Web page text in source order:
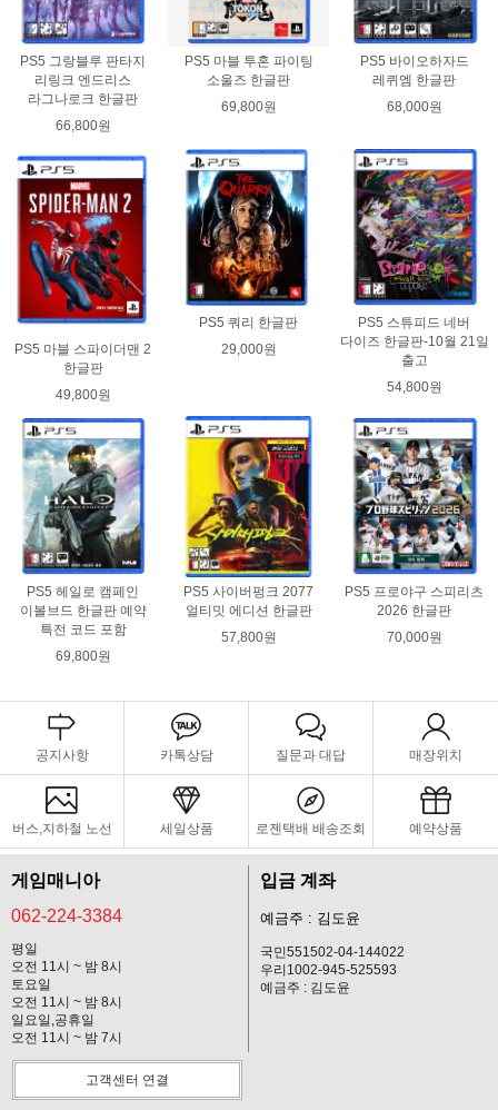
PS5 그랑블루 판타지
리링크 엔드리스
라그나로크 한글판
66,800원
PS5 마블 투혼 파이팅
소울즈 한글판
69,800원
PS5 바이오하자드
레퀴엠 한글판
68,000원
PS5 마블 스파이더맨 2
한글판
49,800원
PS5 쿼리 한글판
29,000원
PS5 스튜피드 네버
다이즈 한글판-10월 21일
출고
54,800원
PS5 헤일로 캠페인
이볼브드 한글판 예약
특전 코드 포함
69,800원
PS5 사이버펑크 2077
얼티밋 에디션 한글판
57,800원
PS5 프로야구 스피리츠
2026 한글판
70,000원
공지사항 카톡상담 질문과 대답 매장위치
버스,지하철 노선 세일상품 로젠택배 배송조회 예약상품
게임매니아
062-224-3384
평일
오전 11시 ~ 밤 8시
토요일
오전 11시 ~ 밤 8시
일요일,공휴일
오전 11시 ~ 밤 7시
입금 계좌
예금주 : 김도윤
국민551502-04-144022
우리1002-945-525593
예금주 : 김도윤
고객센터 연결